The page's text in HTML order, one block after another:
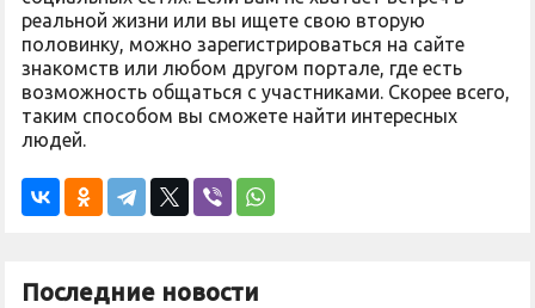
реальной жизни или вы ищете свою вторую
половинку, можно зарегистрироваться на сайте
знакомств или любом другом портале, где есть
возможность общаться с участниками. Скорее всего,
таким способом вы сможете найти интересных
людей.
Последние новости